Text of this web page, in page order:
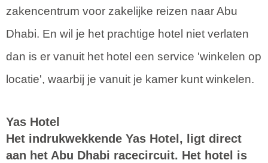
zakencentrum voor zakelijke reizen naar Abu
Dhabi. En wil je het prachtige hotel niet verlaten
dan is er vanuit het hotel een service 'winkelen op
locatie', waarbij je vanuit je kamer kunt winkelen.
Yas Hotel
Het indrukwekkende Yas Hotel, ligt direct
aan het Abu Dhabi racecircuit. Het hotel is